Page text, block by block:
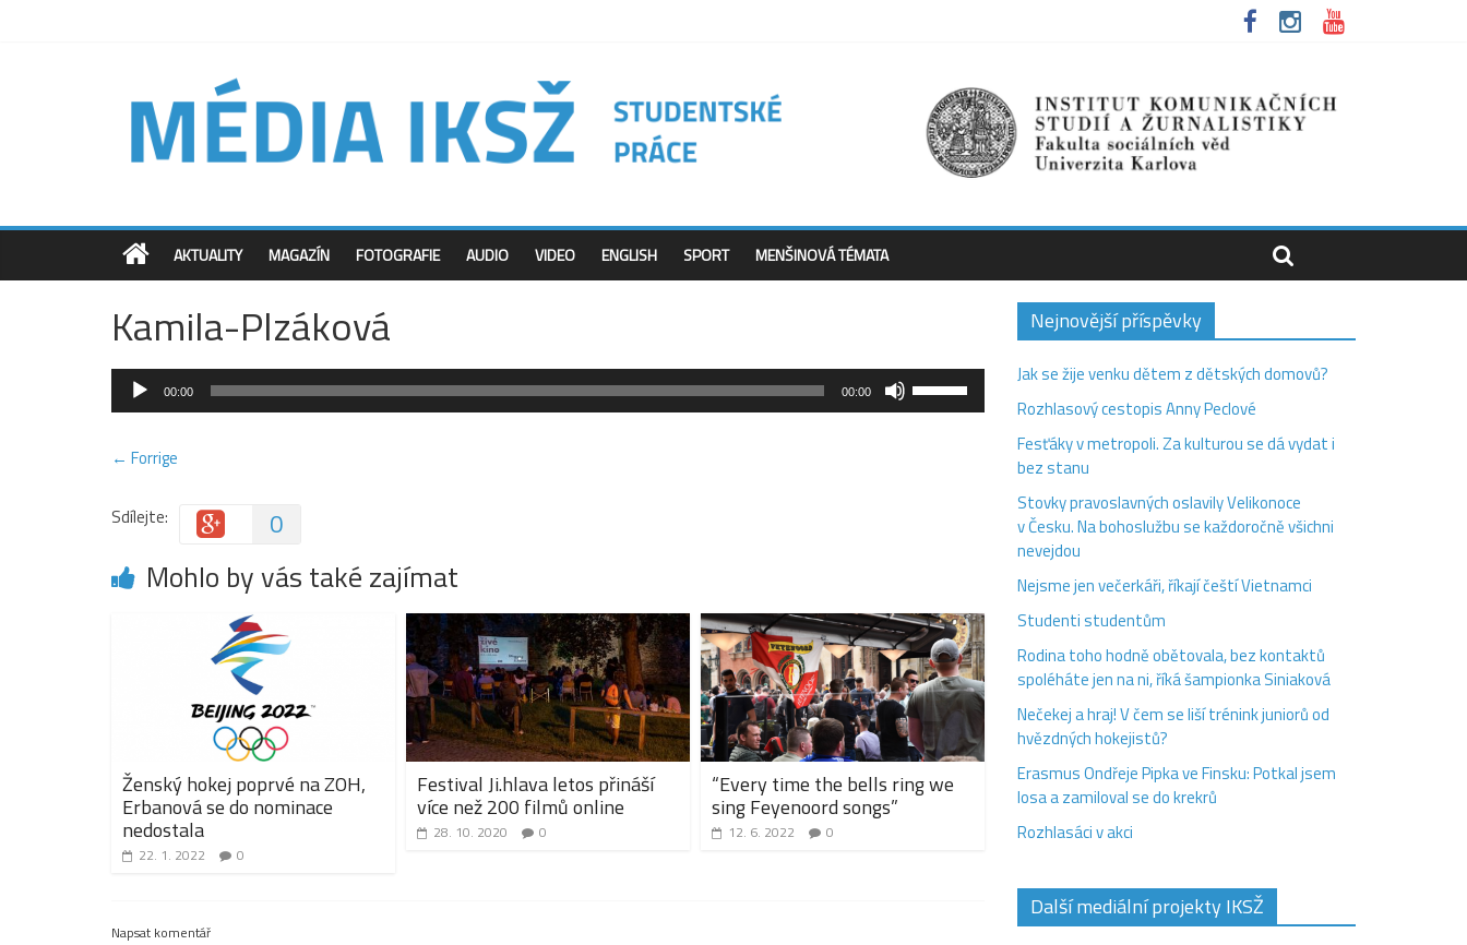
AKTUALITY MAGAZÍN FOTOGRAFIE AUDIO VIDEO ENGLISH SPORT MENŠINOVÁ TÉMATA
Kamila-Plzáková
Audio
přehrávač
00:00 00:00
← Forrige
Sdílejte: 0
Mohlo by vás také zajímat
Ženský hokej poprvé na ZOH,
Erbanová se do nominace
nedostala
22. 1. 2022 0
Festival Ji.hlava letos přináší
více než 200 filmů online
28. 10. 2020 0
“Every time the bells ring we
sing Feyenoord songs”
12. 6. 2022 0
Napsat komentář
Nejnovější příspěvky
Jak se žije venku dětem z dětských domovů?
Rozhlasový cestopis Anny Peclové
Fesťáky v metropoli. Za kulturou se dá vydat i
bez stanu
Stovky pravoslavných oslavily Velikonoce
v Česku. Na bohoslužbu se každoročně všichni
nevejdou
Nejsme jen večerkáři, říkají čeští Vietnamci
Studenti studentům
Rodina toho hodně obětovala, bez kontaktů
spoléháte jen na ni, říká šampionka Siniaková
Nečekej a hraj! V čem se liší trénink juniorů od
hvězdných hokejistů?
Erasmus Ondřeje Pipka ve Finsku: Potkal jsem
losa a zamiloval se do krekrů
Rozhlasáci v akci
Další mediální projekty IKSŽ